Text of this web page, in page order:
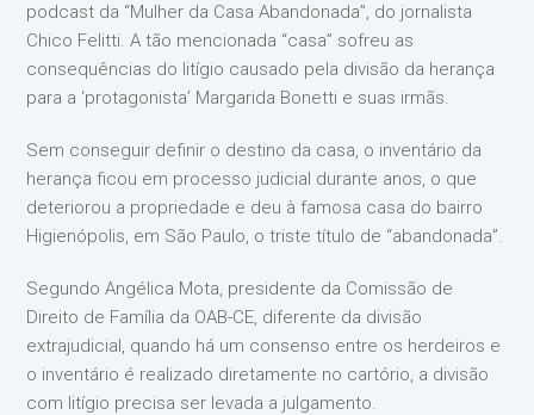
podcast da “Mulher da Casa Abandonada”, do jornalista
Chico Felitti. A tão mencionada “casa” sofreu as
consequências do litígio causado pela divisão da herança
para a ‘protagonista’ Margarida Bonetti e suas irmãs.
Sem conseguir definir o destino da casa, o inventário da
herança ficou em processo judicial durante anos, o que
deteriorou a propriedade e deu à famosa casa do bairro
Higienópolis, em São Paulo, o triste título de “abandonada”.
Segundo Angélica Mota, presidente da Comissão de
Direito de Família da OAB-CE, diferente da divisão
extrajudicial, quando há um consenso entre os herdeiros e
o inventário é realizado diretamente no cartório, a divisão
com litígio precisa ser levada a julgamento.